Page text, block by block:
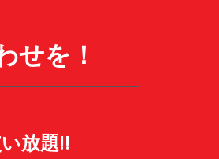
せを！
放題!!